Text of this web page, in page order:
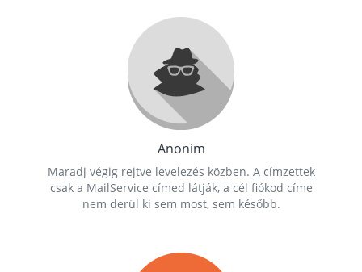
Anonim
Maradj végig rejtve levelezés közben. A címzettek
csak a MailService címed látják, a cél fiókod címe
nem derül ki sem most, sem később.